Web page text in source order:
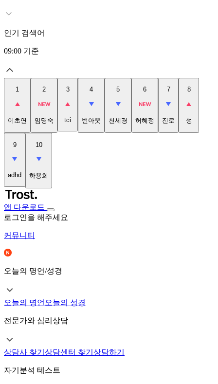
인기 검색어
09:00 기준
1
이초연
2
임명숙
3
tci
4
번아웃
5
천세경
6
허혜정
7
진로
8
성
9
adhd
10
하용희
앱 다운로드
로그인을 해주세요
커뮤니티
오늘의 명언/성경
오늘의 명언 오늘의 성경
전문가와 심리상담
상담사 찾기 상담센터 찾기 상담하기
자기분석 테스트